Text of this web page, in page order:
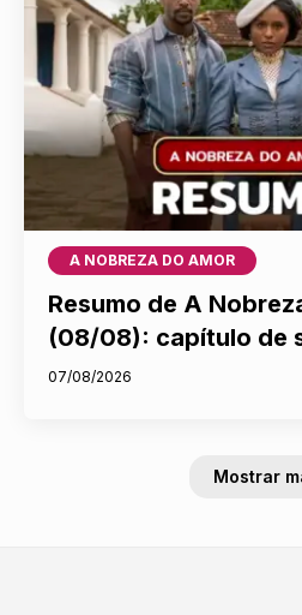
A NOBREZA DO AMOR
Resumo de A
(08/08): capítulo de
07/08/2026
Mostrar